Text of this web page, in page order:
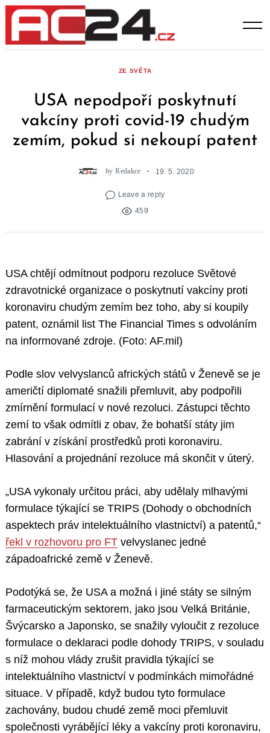
Skip
content
ZE SVĚTA
USA nepodpoří poskytnutí
vakcíny proti covid-19 chudým
zemím, pokud si nekoupí patent
by Redakce 19. 5. 2020
Leave a reply
459
USA chtějí odmítnout podporu rezolucе Světové
zdravotnické organizace o poskytnutí vakcíny proti
koronaviru chudým zemím bez toho, aby si koupily
patent, oznámil list The Financial Times s odvoláním
na informované zdroje. (Foto: AF.mil)
Podle slov velvyslanců afrických států v Ženevě se je
američtí diplomaté snažili přemluvit, aby podpořili
zmírnění formulací v nové rezoluci. Zástupci těchto
zemí to však odmítli z obav, že bohatší státy jim
zabrání v získání prostředků proti koronaviru.
Hlasování a projednání rezoluce má skončit v úterý.
„USA vykonaly určitou práci, aby udělaly mlhavými
formulace týkající se TRIPS (Dohody o obchodních
aspektech práv intelektuálního vlastnictví) a patentů,“
řekl v rozhovoru pro FT velvyslanec jedné
západoafrické země v Ženevě.
Podotýká se, že USA a možná i jiné státy se silným
farmaceutickým sektorem, jako jsou Velká Británie,
Švýcarsko a Japonsko, se snažily vyloučit z rezoluce
formulace o deklaraci podle dohody TRIPS, v souladu
s níž mohou vlády zrušit pravidla týkající se
intelektuálního vlastnictví v podmínkách mimořádné
situace. V případě, když budou tyto formulace
zachovány, budou chudé země moci přemluvit
společnosti vyrábějící léky a vakcíny proti koronaviru,